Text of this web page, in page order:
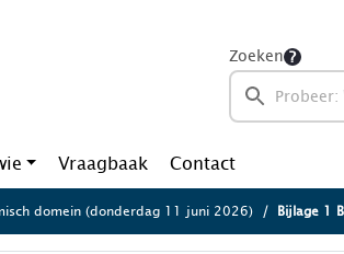
Zoeken
Vraagbaak Contact
domein (donderdag 11 juni 2026) Bijlage 1